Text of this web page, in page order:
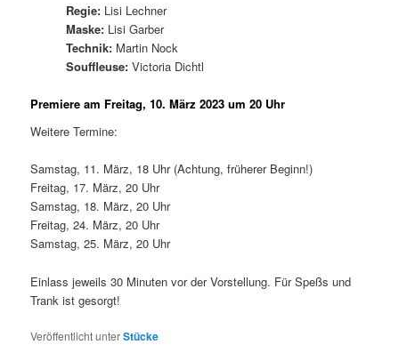
Regie: Lisi Lechner
Maske: Lisi Garber
Technik: Martin Nock
Souffleuse: Victoria Dichtl
Premiere am Freitag, 10. März 2023 um 20 Uhr
Weitere Termine:
Samstag, 11. März, 18 Uhr (Achtung, früherer Beginn!)
Freitag, 17. März, 20 Uhr
Samstag, 18. März, 20 Uhr
Freitag, 24. März, 20 Uhr
Samstag, 25. März, 20 Uhr
Einlass jeweils 30 Minuten vor der Vorstellung. Für Speßs und
Trank ist gesorgt!
Veröffentlicht unterStücke